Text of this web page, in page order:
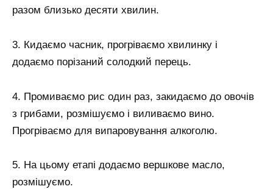
разом близько десяти хвилин.
3. Кидаємо часник, прогріваємо хвилинку і
додаємо порізаний солодкий перець.
4. Промиваємо рис один раз, закидаємо до овочів
з грибами, розмішуємо і виливаємо вино.
Прогріваємо для випаровування алкоголю.
5. На цьому етапі додаємо вершкове масло,
розмішуємо.